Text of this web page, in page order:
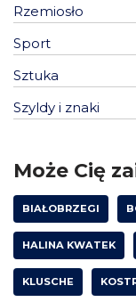
Rzemiosło
Sport
Sztuka
Szyldy i znaki
Może Cię
BIAŁOBRZEGI
HALINA KWATEK
KLUSCHE